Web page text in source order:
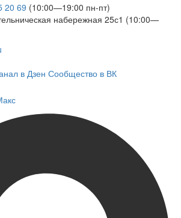
20 69 (10:00—19:00 пн-пт)
набережная 25с1 (10:00—
в Дзен Сообщество в ВК